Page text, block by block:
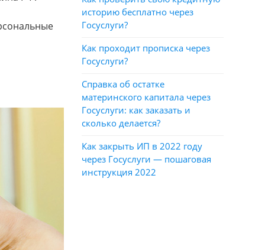
историю бесплатно через
Госуслуги?
Как проходит прописка через
Госуслуги?
Справка об остатке
материнского капитала через
Госуслуги: как заказать и
сколько делается?
Как закрыть ИП в 2022 году
через Госуслуги — пошаговая
инструкция 2022